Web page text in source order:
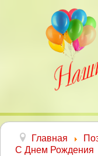
Главная
С Днем Рождения